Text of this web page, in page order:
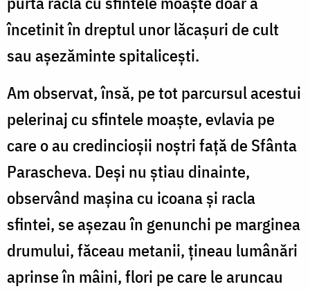
încetinit în dreptul unor lăcaşuri de cult
sau aşezăminte spitaliceşti.
Am observat, însă, pe tot parcursul acestui
pelerinaj cu sfintele moaște, evlavia pe
care o au credincioșii noștri față de Sfânta
Parascheva. Deși nu știau dinainte,
observând mașina cu icoana și racla
sfintei, se așezau în genunchi pe marginea
drumului, făceau metanii, țineau lumânări
aprinse în mâini, flori pe care le aruncau